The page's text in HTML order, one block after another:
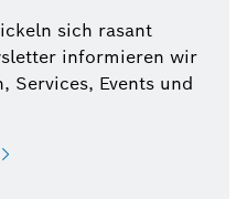
sich rasant
informieren wir
Services, Events und